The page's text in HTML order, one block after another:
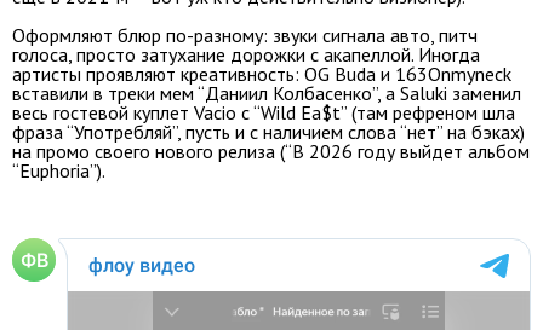
Оформляют блюр по-разному: звуки сигнала авто, питч
голоса, просто затухание дорожки с акапеллой. Иногда
артисты проявляют креативность: OG Buda и 163Onmyneck
вставили в треки мем “Даниил Колбасенко”, а Saluki заменил
весь гостевой куплет Vacio с “Wild Ea$t” (там рефреном шла
фраза “Употребляй”, пусть и с наличием слова “нет” на бэках)
на промо своего нового релиза (“В 2026 году выйдет альбом
“Euphoria”).